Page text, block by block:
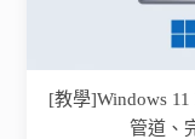
[教學]Windows
管道、